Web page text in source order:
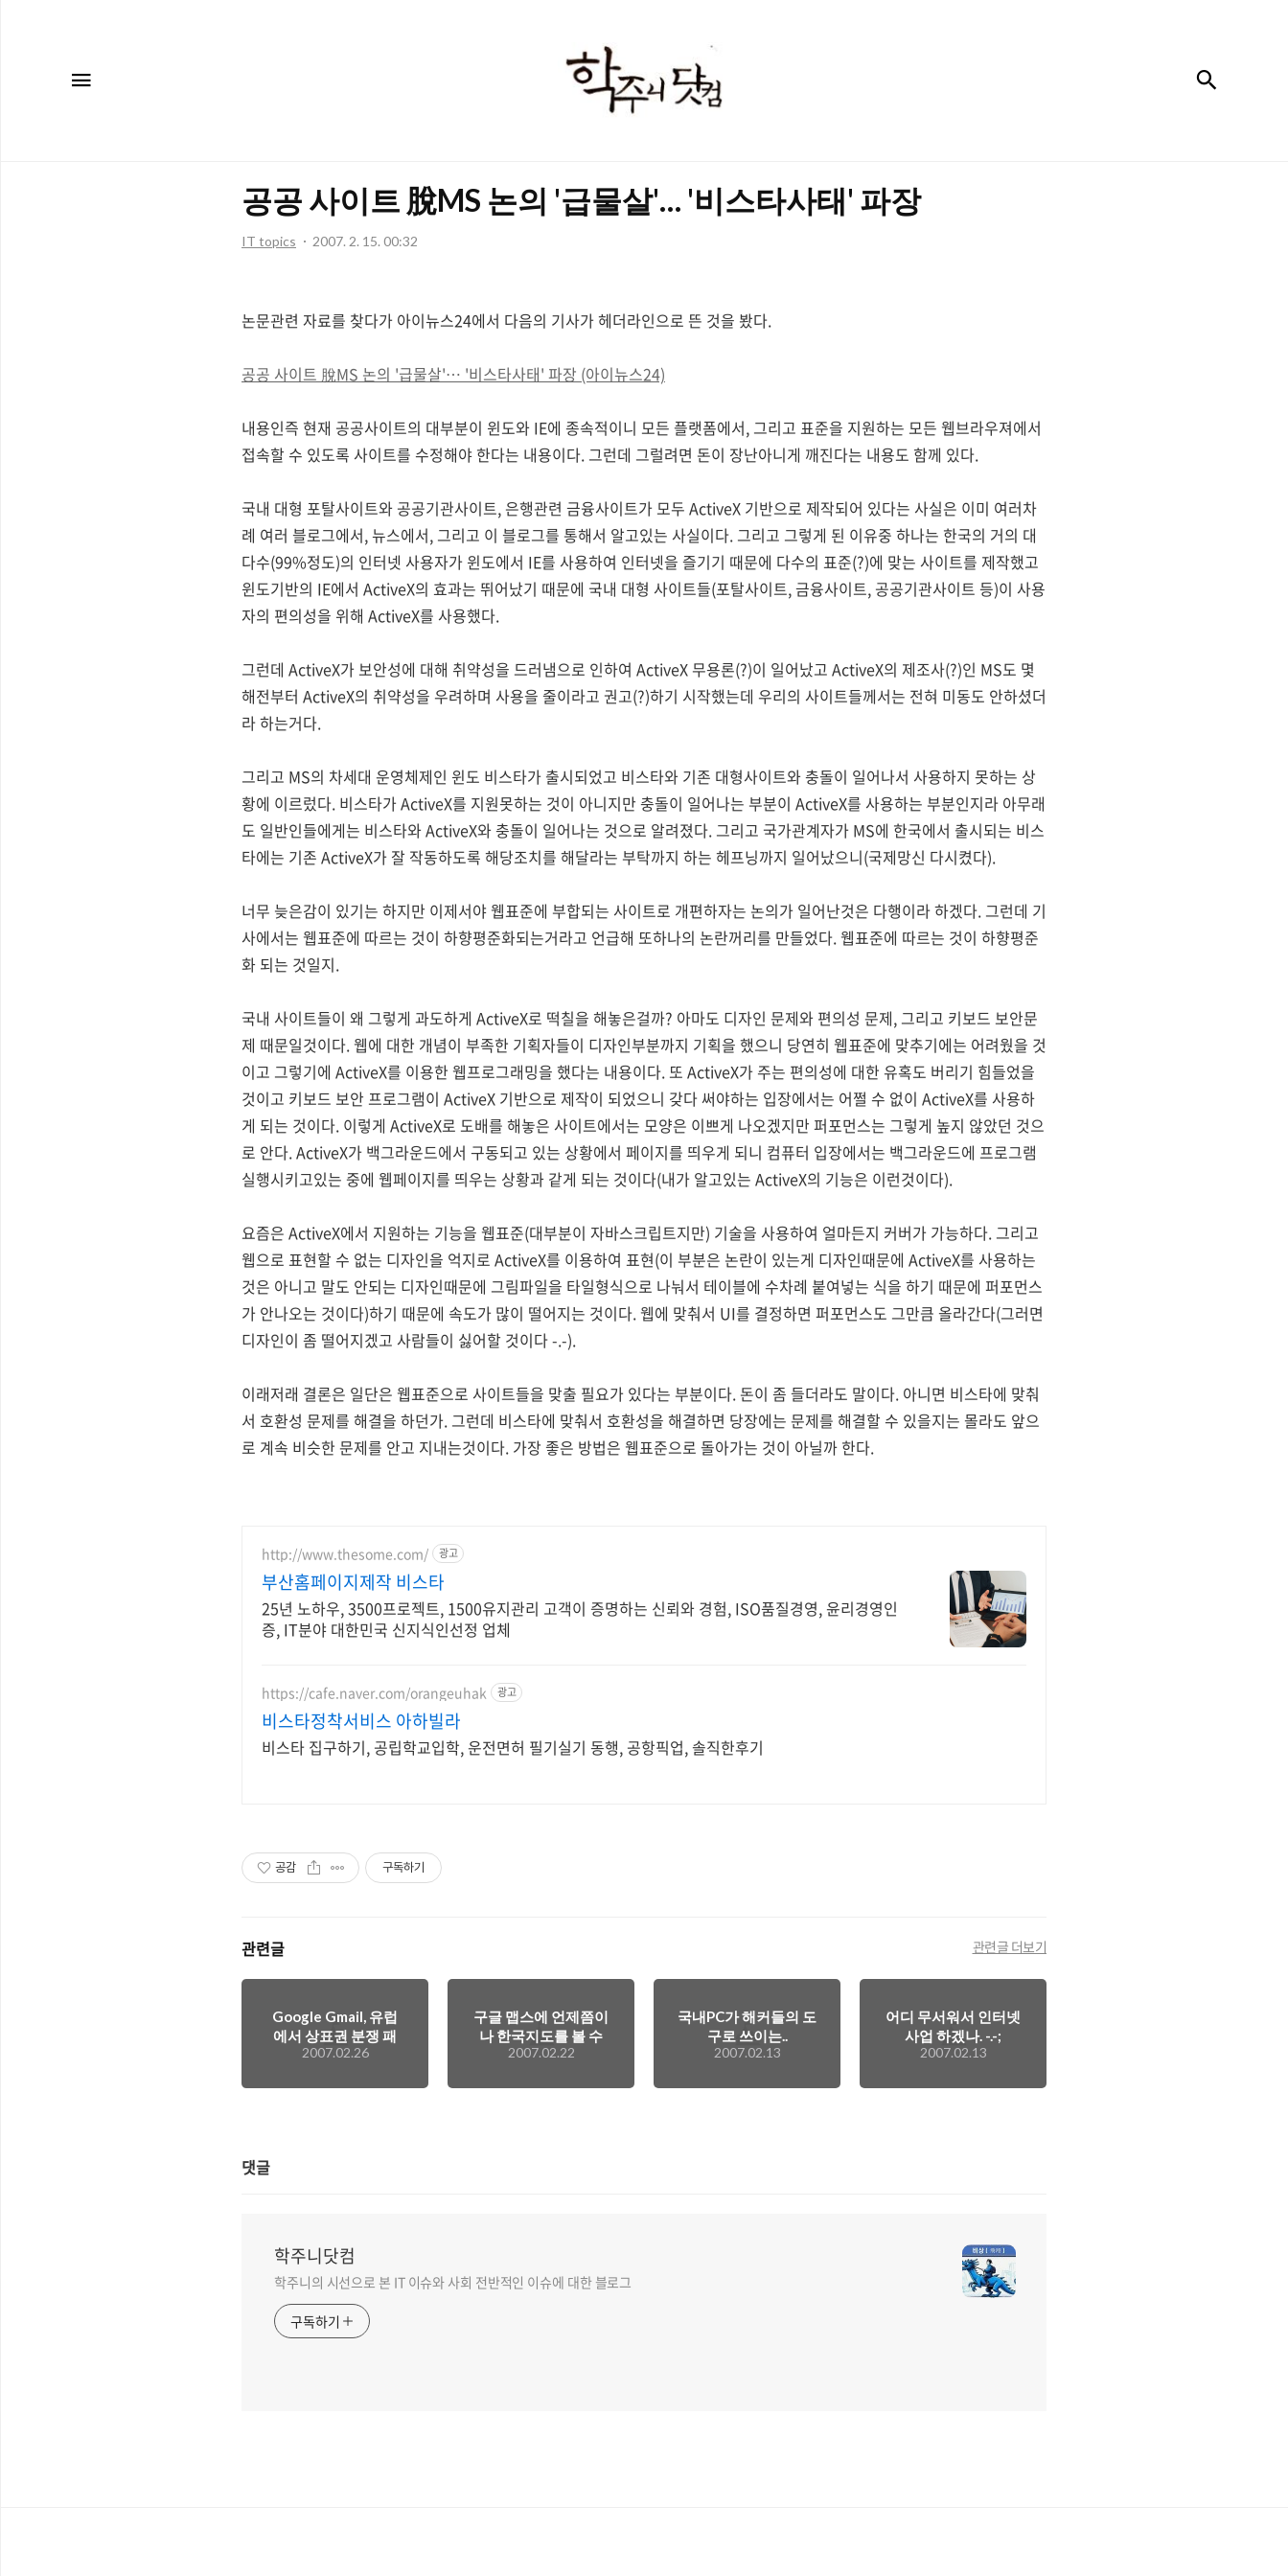
주
닷
컴
공공 사이트 脫MS 논의 '급물살'… '비스타사태' 파장
IT topics 2007. 2. 15. 00:32
논문관련 자료를 찾다가 아이뉴스24에서 다음의 기사가 헤더라인으로 뜬 것을 봤다.
공공 사이트 脫MS 논의 '급물살'… '비스타사태' 파장 (아이뉴스24)
내용인즉 현재 공공사이트의 대부분이 윈도와 IE에 종속적이니 모든 플랫폼에서, 그리고 표준을 지원하는 모든 웹브라우져에서
접속할 수 있도록 사이트를 수정해야 한다는 내용이다. 그런데 그럴려면 돈이 장난아니게 깨진다는 내용도 함께 있다.
국내 대형 포탈사이트와 공공기관사이트, 은행관련 금융사이트가 모두 ActiveX 기반으로 제작되어 있다는 사실은 이미 여러차
례 여러 블로그에서, 뉴스에서, 그리고 이 블로그를 통해서 알고있는 사실이다. 그리고 그렇게 된 이유중 하나는 한국의 거의 대
다수(99%정도)의 인터넷 사용자가 윈도에서 IE를 사용하여 인터넷을 즐기기 때문에 다수의 표준(?)에 맞는 사이트를 제작했고
윈도기반의 IE에서 ActiveX의 효과는 뛰어났기 때문에 국내 대형 사이트들(포탈사이트, 금융사이트, 공공기관사이트 등)이 사용
자의 편의성을 위해 ActiveX를 사용했다.
그런데 ActiveX가 보안성에 대해 취약성을 드러냄으로 인하여 ActiveX 무용론(?)이 일어났고 ActiveX의 제조사(?)인 MS도 몇
해전부터 ActiveX의 취약성을 우려하며 사용을 줄이라고 권고(?)하기 시작했는데 우리의 사이트들께서는 전혀 미동도 안하셨더
라 하는거다.
그리고 MS의 차세대 운영체제인 윈도 비스타가 출시되었고 비스타와 기존 대형사이트와 충돌이 일어나서 사용하지 못하는 상
황에 이르렀다. 비스타가 ActiveX를 지원못하는 것이 아니지만 충돌이 일어나는 부분이 ActiveX를 사용하는 부분인지라 아무래
도 일반인들에게는 비스타와 ActiveX와 충돌이 일어나는 것으로 알려졌다. 그리고 국가관계자가 MS에 한국에서 출시되는 비스
타에는 기존 ActiveX가 잘 작동하도록 해당조치를 해달라는 부탁까지 하는 헤프닝까지 일어났으니(국제망신 다시켰다).
너무 늦은감이 있기는 하지만 이제서야 웹표준에 부합되는 사이트로 개편하자는 논의가 일어난것은 다행이라 하겠다. 그런데 기
사에서는 웹표준에 따르는 것이 하향평준화되는거라고 언급해 또하나의 논란꺼리를 만들었다. 웹표준에 따르는 것이 하향평준
화 되는 것일지.
국내 사이트들이 왜 그렇게 과도하게 ActiveX로 떡칠을 해놓은걸까? 아마도 디자인 문제와 편의성 문제, 그리고 키보드 보안문
제 때문일것이다. 웹에 대한 개념이 부족한 기획자들이 디자인부분까지 기획을 했으니 당연히 웹표준에 맞추기에는 어려웠을 것
이고 그렇기에 ActiveX를 이용한 웹프로그래밍을 했다는 내용이다. 또 ActiveX가 주는 편의성에 대한 유혹도 버리기 힘들었을
것이고 키보드 보안 프로그램이 ActiveX 기반으로 제작이 되었으니 갖다 써야하는 입장에서는 어쩔 수 없이 ActiveX를 사용하
게 되는 것이다. 이렇게 ActiveX로 도배를 해놓은 사이트에서는 모양은 이쁘게 나오겠지만 퍼포먼스는 그렇게 높지 않았던 것으
로 안다. ActiveX가 백그라운드에서 구동되고 있는 상황에서 페이지를 띄우게 되니 컴퓨터 입장에서는 백그라운드에 프로그램
실행시키고있는 중에 웹페이지를 띄우는 상황과 같게 되는 것이다(내가 알고있는 ActiveX의 기능은 이런것이다).
요즘은 ActiveX에서 지원하는 기능을 웹표준(대부분이 자바스크립트지만) 기술을 사용하여 얼마든지 커버가 가능하다. 그리고
웹으로 표현할 수 없는 디자인을 억지로 ActiveX를 이용하여 표현(이 부분은 논란이 있는게 디자인때문에 ActiveX를 사용하는
것은 아니고 말도 안되는 디자인때문에 그림파일을 타일형식으로 나눠서 테이블에 수차례 붙여넣는 식을 하기 때문에 퍼포먼스
가 안나오는 것이다)하기 때문에 속도가 많이 떨어지는 것이다. 웹에 맞춰서 UI를 결정하면 퍼포먼스도 그만큼 올라간다(그러면
디자인이 좀 떨어지겠고 사람들이 싫어할 것이다 -.-).
이래저래 결론은 일단은 웹표준으로 사이트들을 맞출 필요가 있다는 부분이다. 돈이 좀 들더라도 말이다. 아니면 비스타에 맞춰
서 호환성 문제를 해결을 하던가. 그런데 비스타에 맞춰서 호환성을 해결하면 당장에는 문제를 해결할 수 있을지는 몰라도 앞으
로 계속 비슷한 문제를 안고 지내는것이다. 가장 좋은 방법은 웹표준으로 돌아가는 것이 아닐까 한다.
http://www.thesome.com/ 광고
부산홈페이지제작 비스타
25년 노하우, 3500프로젝트, 1500유지관리 고객이 증명하는 신뢰와 경험, ISO품질경영, 윤리경영인
증, IT분야 대한민국 신지식인선정 업체
https://cafe.naver.com/orangeuhak 광고
비스타정착서비스 아하빌라
비스타 집구하기, 공립학교입학, 운전면허 필기실기 동행, 공항픽업, 솔직한후기
공감 구독하기
관련글 관련글 더보기
Google Gmail, 유럽
에서 상표권 분쟁 패
소..
2007.02.26
구글 맵스에 언제쯤이
나 한국지도를 볼 수
있을까?
2007.02.22
국내PC가 해커들의 도
구로 쓰이는..
2007.02.13
어디 무서워서 인터넷
사업 하겠나. -.-;
2007.02.13
댓글
학주니닷컴
학주니의 시선으로 본 IT 이슈와 사회 전반적인 이슈에 대한 블로그
구독하기